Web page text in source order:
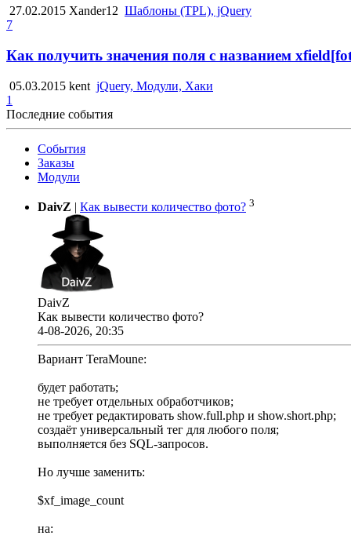
27.02.2015 Xander12 Шаблоны (TPL), jQuery
7
Как получить значения поля с названием
05.03.2015 kent jQuery, Модули, Хаки
1
Последние события
События
Заказы
Модули
DaivZ | Как вывести количество фото? 3
DaivZ
Как вывести количество фото?
4-08-2026, 20:35
Вариант TeraMoune:
будет работать;
не требует отдельных обработчиков;
не требует редактировать show.full.php и show.short.php;
создаёт универсальный тег для любого поля;
выполняется без SQL-запросов.
Но лучше заменить:
$xf_image_count
на: